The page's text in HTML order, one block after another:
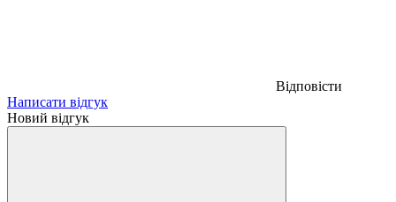
Відповісти
Написати відгук
Новий відгук